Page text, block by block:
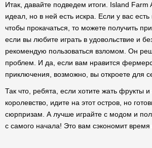
Итак, давайте подведем итоги. Island Farm
идеал, но в ней есть искра. Если у вас
чтобы прокачаться, то можете получить
если вы любите играть в удовольствие и
рекомендую пользоваться взломом. Он
проблем. И да, если вам нравится
приключения, возможно, вы откроете для
Так что, ребята, если хотите жать фрукты и
королевство, идите на этот остров, но
сюрпризам. А лучше играйте с модом и
с самого начала! Это вам сэкономит время